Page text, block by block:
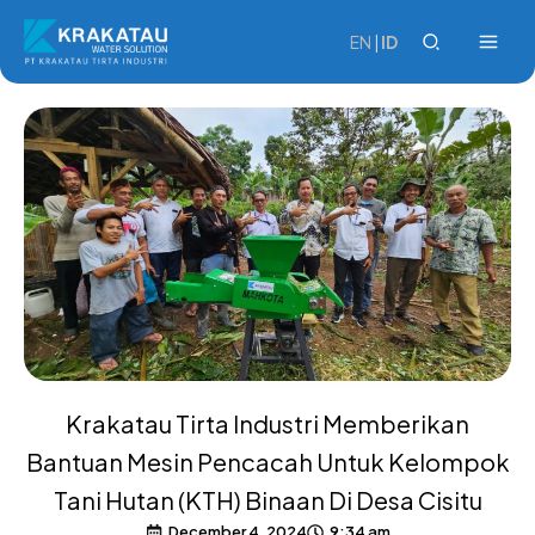
content
EN ID
Krakatau Tirta Industri Memberikan
Bantuan Mesin Pencacah Untuk Kelompok
Tani Hutan (KTH) Binaan Di Desa Cisitu